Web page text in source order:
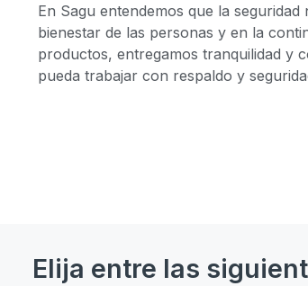
En Sagu entendemos que la
bienestar de las personas y en la
productos, entregamos tranquilidad y
pueda trabajar con respaldo y
Elija entre las